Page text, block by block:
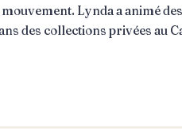
Lynda a animé
des collections privées au